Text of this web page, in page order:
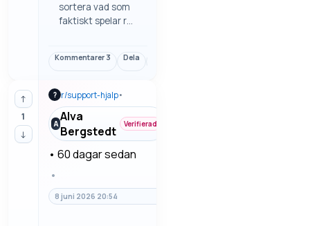
sortera vad som
faktiskt spelar roll
support snabbast.
detaljerna som
avgör, inte bara
rubriken eller den
första känslan. Vi
går igenom
felsökning steg
Kommentarer 3 Dela
↑
1
↓
? r/support-hjalp•
AAlva
Bergstedt
Verifierad
• 60 dagar sedan
•
8 juni 2026 20:54